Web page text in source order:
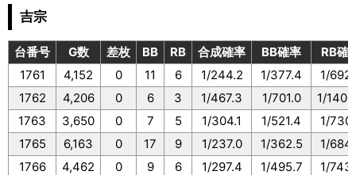
吉宗
台番号 G数 差枚 BB RB 合成確率 BB確率
RB確
1761
4,152 0 11 6 1/244.2 1/377.4
1/
1762
4,206 0 6 3 1/467.3 1/701.0
1/
1763
3,650 0 7 5 1/304.1 1/521.4
1/
1765
6,163 0 17 9 1/237.0 1/362.5
1/
1766
4,462 0 9 6 1/297.4 1/495.7
1/